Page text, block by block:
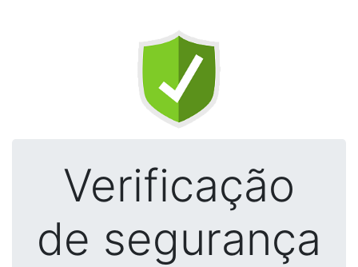
Verificação
de segurança